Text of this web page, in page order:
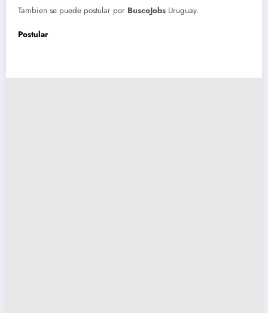
Tambien se puede postular por BuscoJobs Uruguay.
Postular